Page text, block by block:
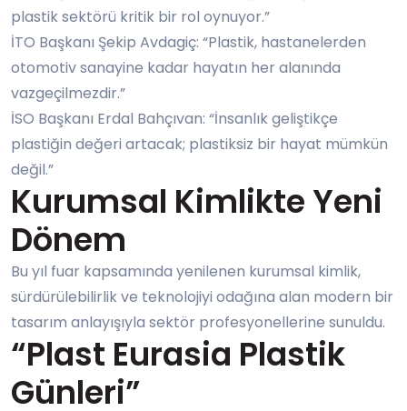
plastik sektörü kritik bir rol oynuyor.”
İTO Başkanı Şekip Avdagiç: “Plastik, hastanelerden
otomotiv sanayine kadar hayatın her alanında
vazgeçilmezdir.”
İSO Başkanı Erdal Bahçıvan: “İnsanlık geliştikçe
plastiğin değeri artacak; plastiksiz bir hayat mümkün
değil.”
Kurumsal Kimlikte Yeni
Dönem
Bu yıl fuar kapsamında yenilenen kurumsal kimlik,
sürdürülebilirlik ve teknolojiyi odağına alan modern bir
tasarım anlayışıyla sektör profesyonellerine sunuldu.
“Plast Eurasia Plastik
Günleri”